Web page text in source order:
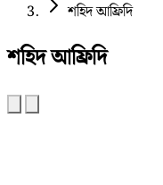
শহিদ আফ্রিদি
শহিদ আফ্রিদি